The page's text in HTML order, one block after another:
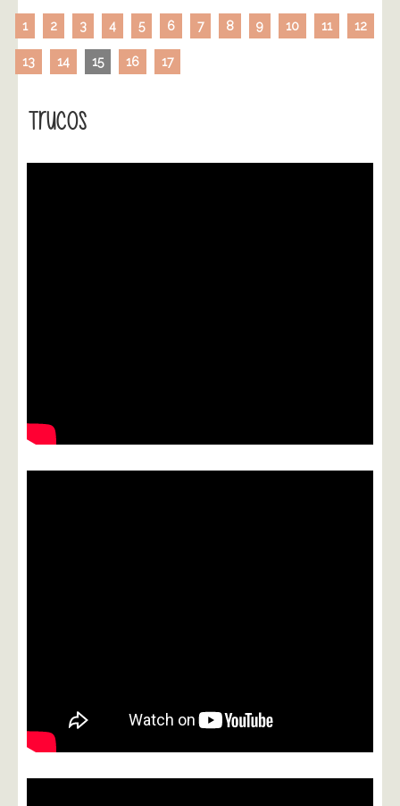
1 2 3 4 5 6 7 8 9 10 11 12
13 14 15 16 17
Trucos